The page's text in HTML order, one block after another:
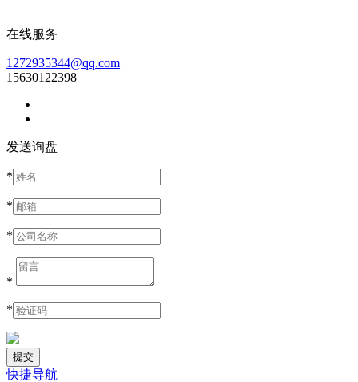
在线服务
1272935344@qq.com
15630122398
发送询盘
*
*
*
*
*
快捷导航